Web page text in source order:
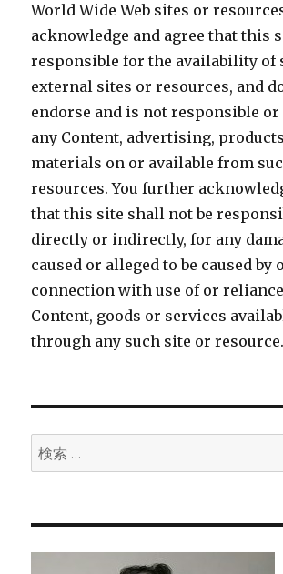
World Wide Web sites or
acknowledge and agree that this
responsible for the availability of
external sites or resources, and
endorse and is not responsible
any Content, advertising,
materials on or available from
resources. You further
that this site shall not be
directly or indirectly, for any
caused or alleged to be caused by
connection with use of or
Content, goods or services
through any such site or resource.
検
索: